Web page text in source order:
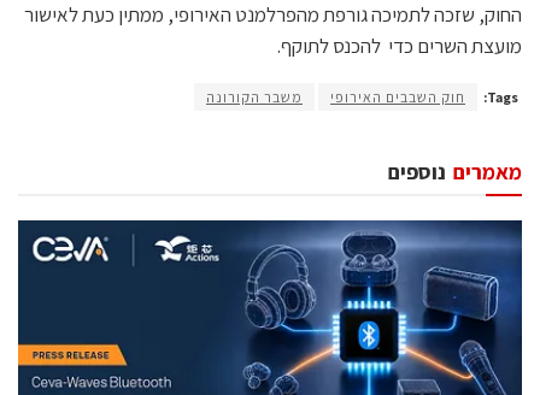
החוק, שזכה לתמיכה גורפת מהפרלמנט האירופי, ממתין כעת לאישור
מועצת השרים כדי להכנס לתוקף.
Tags: חוק השבבים האירופי משבר הקורונה
נוספים מאמרים